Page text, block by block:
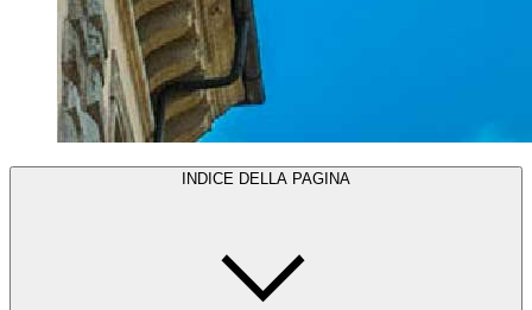
INDICE DELLA PAGINA